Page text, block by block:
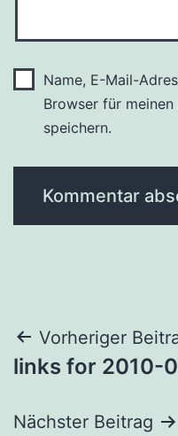
Name, E-Mail-
Browser für
speichern.
Vorheriger
links for 2010-
Nächster Beitrag